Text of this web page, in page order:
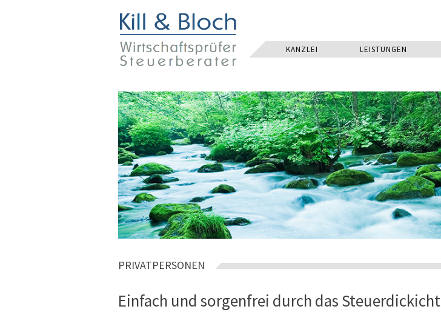
KANZLEI LEISTUNGEN
PRIVATPERSONEN
Einfach und sorgenfrei durch das Steuerdickicht